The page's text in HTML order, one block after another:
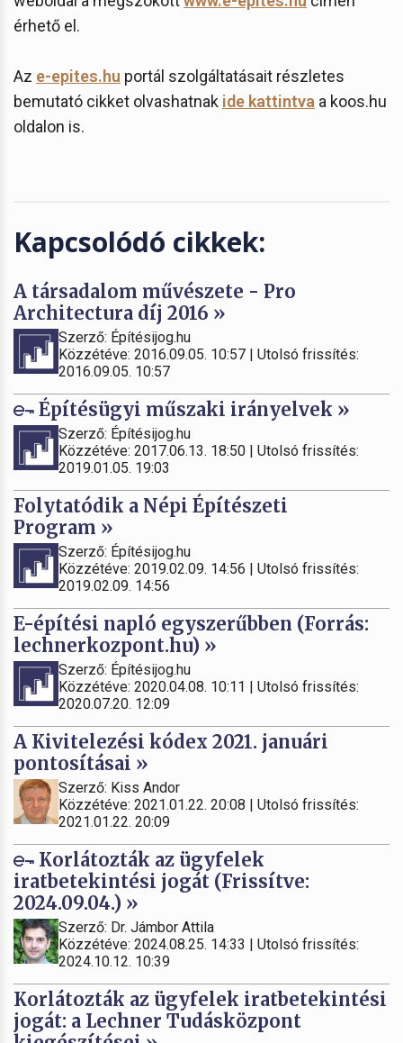
érhető el.
Az e-epites.hu portál szolgáltatásait részletes
bemutató cikket olvashatnak ide kattintva a koos.hu
oldalon is.
Kapcsolódó cikkek:
A társadalom művészete - Pro
Architectura díj 2016 »
Szerző: Építésijog.hu
Közzétéve: 2016.09.05. 10:57 | Utolsó frissítés:
2016.09.05. 10:57
Építésügyi műszaki irányelvek »
Szerző: Építésijog.hu
Közzétéve: 2017.06.13. 18:50 | Utolsó frissítés:
2019.01.05. 19:03
Folytatódik a Népi Építészeti
Program »
Szerző: Építésijog.hu
Közzétéve: 2019.02.09. 14:56 | Utolsó frissítés:
2019.02.09. 14:56
E-építési napló egyszerűbben (Forrás:
lechnerkozpont.hu) »
Szerző: Építésijog.hu
Közzétéve: 2020.04.08. 10:11 | Utolsó frissítés:
2020.07.20. 12:09
A Kivitelezési kódex 2021. januári
pontosításai »
Szerző: Kiss Andor
Közzétéve: 2021.01.22. 20:08 | Utolsó frissítés:
2021.01.22. 20:09
Korlátozták az ügyfelek
iratbetekintési jogát (Frissítve:
2024.09.04.) »
Szerző: Dr. Jámbor Attila
Közzétéve: 2024.08.25. 14:33 | Utolsó frissítés:
2024.10.12. 10:39
Korlátozták az ügyfelek iratbetekintési
jogát: a Lechner Tudásközpont